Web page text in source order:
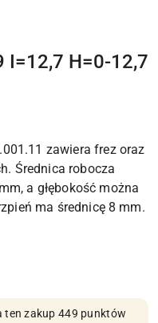
I=12,7 H=0-12,7
zawiera frez oraz
Średnica robocza
a głębokość można
ma średnicę 8 mm.
ten zakup 449 punktów